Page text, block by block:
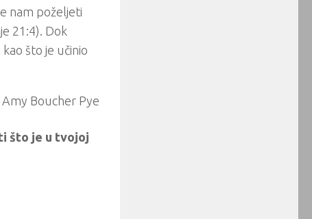
nam poželjeti
21:4). Dok
što je učinio
Amy Boucher Pye
što je u tvojoj